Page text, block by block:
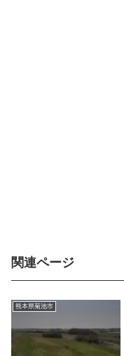
関連ページ
熊本県菊池市